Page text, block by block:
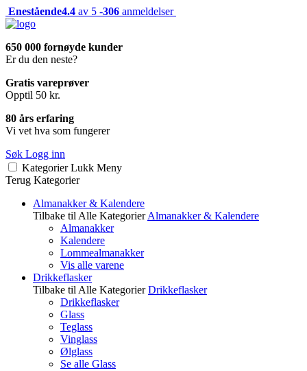
Enestående4.4 av 5 -306 anmeldelser
650 000 fornøyde kunder
Er du den neste?
Gratis vareprøver
Opptil 50 kr.
80 års erfaring
Vi vet hva som fungerer
Søk Logg inn
Kategorier Lukk Meny
Terug Kategorier
Almanakker & Kalendere
Tilbake til Alle Kategorier Almanakker & Kalendere
Almanakker
Kalendere
Lommealmanakker
Vis alle varene
Drikkeflasker
Tilbake til Alle Kategorier Drikkeflasker
Drikkeflasker
Glass
Teglass
Vinglass
Ølglass
Se alle Glass